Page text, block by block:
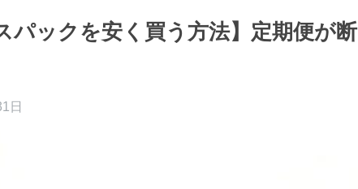
パックを安く買う方法】定期便が断
日